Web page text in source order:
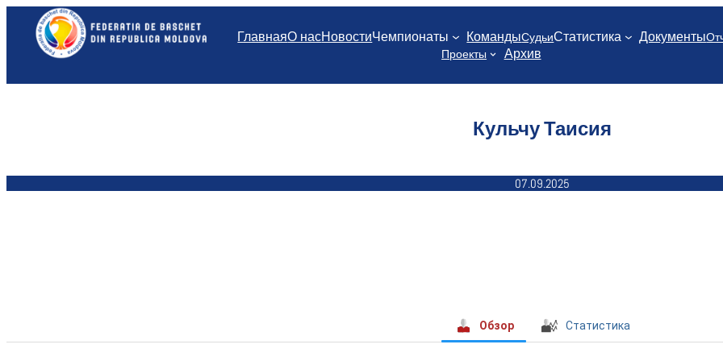
Перейти
содержимому
ГлавнаяО насНовостиЧемпионаты КомандыСудьиСтатистика Документы
Проекты
Архив
Кульчу Таисия
07.09.2025
Обзор Статистика